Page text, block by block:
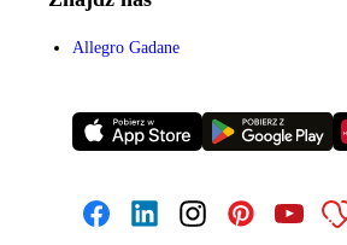
Allegro Gadane